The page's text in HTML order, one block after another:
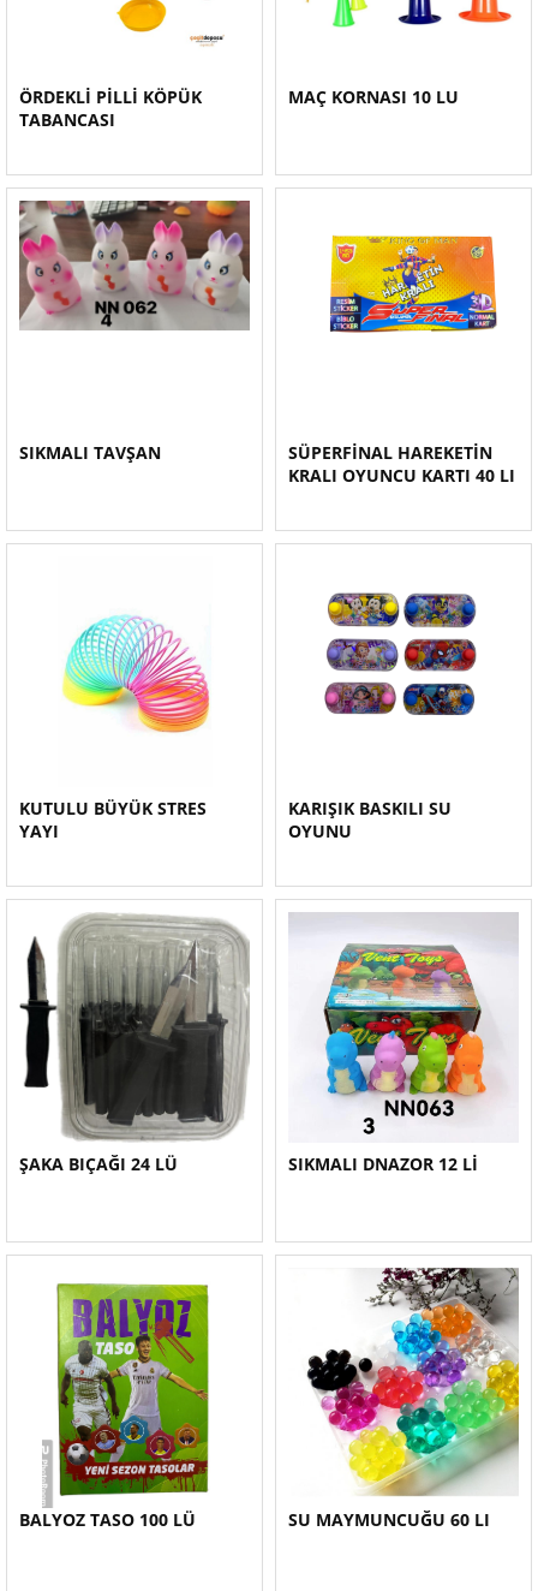
ÖRDEKLİ PİLLİ KÖPÜK
TABANCASI
MAÇ KORNASI 10 LU
SIKMALI TAVŞAN
SÜPERFİNAL HAREKETİN
KRALI OYUNCU KARTI 40 LI
KUTULU BÜYÜK STRES
YAYI
KARIŞIK BASKILI SU
OYUNU
ŞAKA BIÇAĞI 24 LÜ SIKMALI DNAZOR 12 Lİ
BALYOZ TASO 100 LÜ SU MAYMUNCUĞU 60 LI